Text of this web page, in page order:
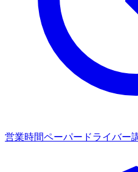
営業時間ペーパードライバー